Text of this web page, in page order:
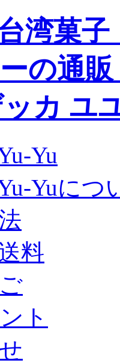
湾菓
の通
カ ユ
Yu
Yuにつ
料
ト